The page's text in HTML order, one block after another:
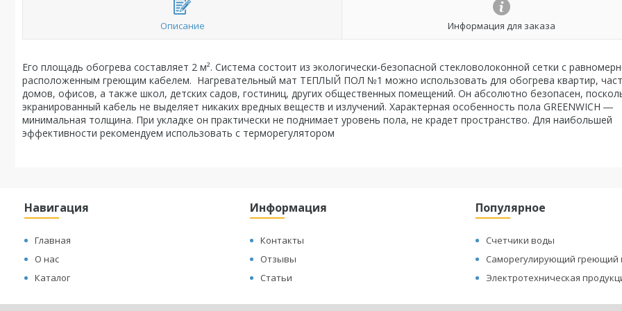
Описание Информация для заказа
Его площадь обогрева составляет 2 м². Система состоит из экологически-безопасной стекловолоконной сетки с
расположенным греющим кабелем. Нагревательный мат ТЕПЛЫЙ ПОЛ №1 можно использовать для обогрева квартир,
домов, офисов, а также школ, детских садов, гостиниц, других общественных помещений. Он абсолютно безопасен,
экранированный кабель не выделяет никаких вредных веществ и излучений. Характерная особенность пола GREENWICH ―
минимальная толщина. При укладке он практически не поднимает уровень пола, не крадет пространство. Для наибольшей
эффективности рекомендуем использовать с терморегулятором
Навигация
Главная
О нас
Каталог
Информация
Контакты
Отзывы
Статьи
Популярное
Счетчики воды
Саморегулирующий греющий
Электротехническая